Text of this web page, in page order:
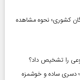
بازنشستگان کشوری؛ نحوه مشاهده
را تشخیص داد؟
دسری ساده و خوشمزه